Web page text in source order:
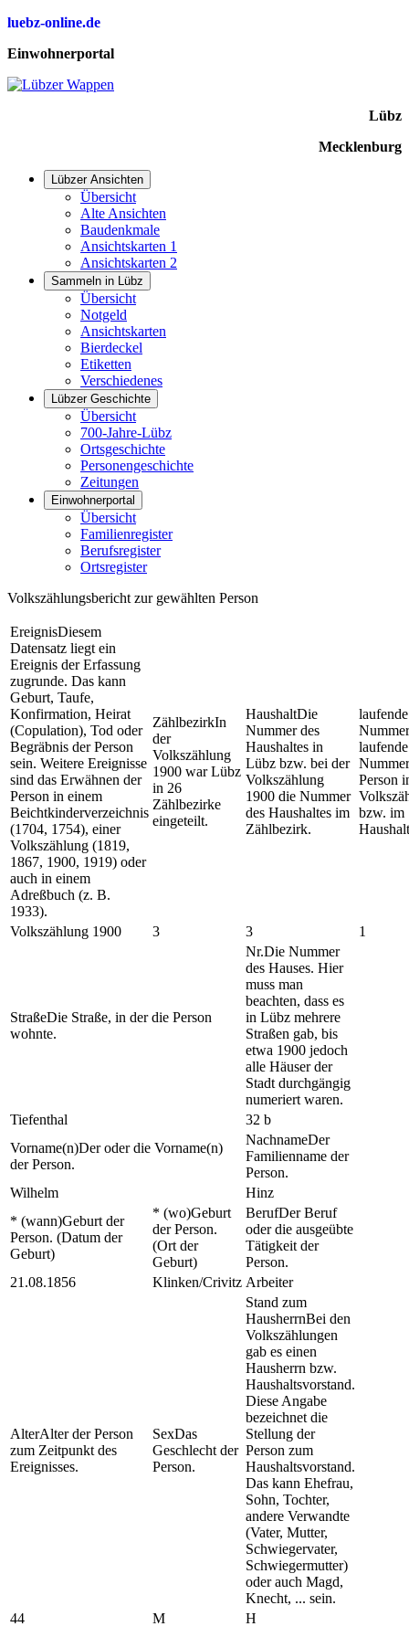
luebz-online.de
Einwohnerportal
Lübz
Mecklenburg
Lübzer Ansichten
Übersicht
Alte Ansichten
Baudenkmale
Ansichtskarten 1
Ansichtskarten 2
Sammeln in Lübz
Übersicht
Notgeld
Ansichtskarten
Bierdeckel
Etiketten
Verschiedenes
Lübzer Geschichte
Übersicht
700-Jahre-Lübz
Ortsgeschichte
Personengeschichte
Zeitungen
Einwohnerportal
Übersicht
Familienregister
Berufsregister
Ortsregister
Volkszählungsbericht zur gewählten Person
EreignisDiesem
Datensatz liegt ein
Ereignis der Erfassung
zugrunde. Das kann
Geburt, Taufe,
Konfirmation, Heirat
(Copulation), Tod oder
Begräbnis der Person
sein. Weitere Ereignisse
sind das Erwähnen der
Person in einem
Beichtkinderverzeichnis
(1704, 1754), einer
Volkszählung (1819,
1867, 1900, 1919) oder
auch in einem
Adreßbuch (z. B.
1933).
ZählbezirkIn
der
Volkszählung
1900 war Lübz
in 26
Zählbezirke
eingeteilt.
HaushaltDie
Nummer des
Haushaltes in
Lübz bzw. bei der
Volkszählung
1900 die Nummer
des Haushaltes im
Zählbezirk.
laufende
Nummer
laufende
Person
bzw. im
Volkszählung 1900 3 3 1
StraßeDie Straße, in der die Person
wohnte.
Nr.Die Nummer
des Hauses. Hier
muss man
beachten, dass es
in Lübz mehrere
Straßen gab, bis
etwa 1900 jedoch
alle Häuser der
Stadt durchgängig
numeriert waren.
Tiefenthal
32 b
Vorname(n)Der oder die Vorname(n)
der Person.
NachnameDer
Familienname der
Person.
Wilhelm
Hinz
* (wann)Geburt der
Person. (Datum der
Geburt)
* (wo)Geburt
der Person.
(Ort der
Geburt)
BerufDer Beruf
oder die ausgeübte
Tätigkeit der
Person.
21.08.1856
Klinken/Crivitz Arbeiter
AlterAlter der Person
zum Zeitpunkt des
Ereignisses.
SexDas
Geschlecht der
Person.
Stand zum
HausherrnBei den
Volkszählungen
gab es einen
Hausherrn bzw.
Haushaltsvorstand.
Diese Angabe
bezeichnet die
Stellung der
Person zum
Haushaltsvorstand.
Das kann Ehefrau,
Sohn, Tochter,
andere Verwandte
(Vater, Mutter,
Schwiegervater,
Schwiegermutter)
oder auch Magd,
Knecht, ... sein.
44
M H